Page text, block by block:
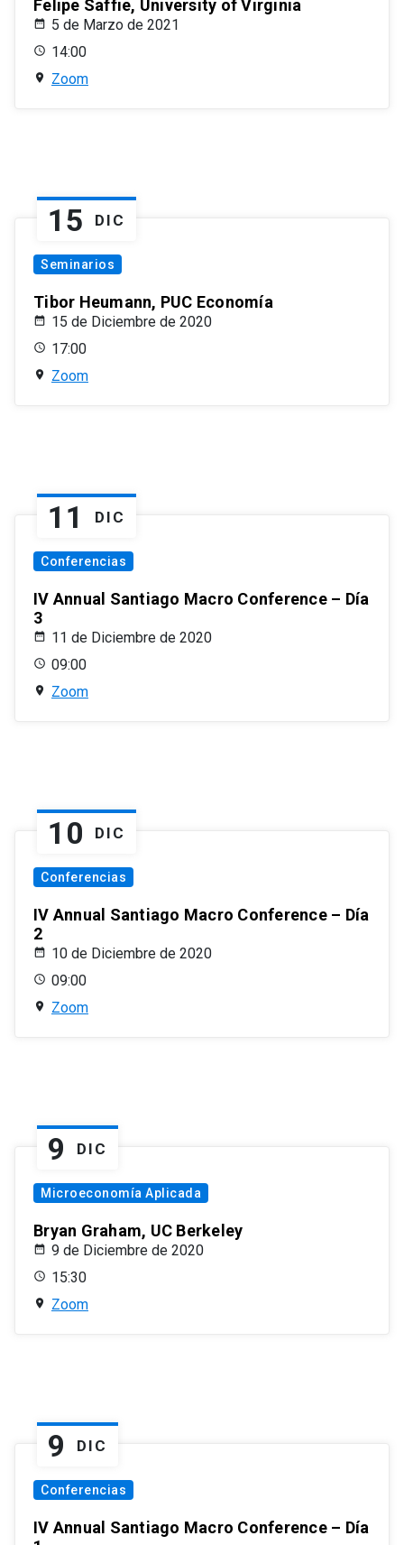
Felipe Saffie, University of Virginia
5 de Marzo de 2021
14:00
Zoom
15 DIC
Seminarios
Tibor Heumann, PUC Economía
15 de Diciembre de 2020
17:00
Zoom
11 DIC
Conferencias
IV Annual Santiago Macro Conference – Día
3
11 de Diciembre de 2020
09:00
Zoom
10 DIC
Conferencias
IV Annual Santiago Macro Conference – Día
2
10 de Diciembre de 2020
09:00
Zoom
9 DIC
Microeconomía Aplicada
Bryan Graham, UC Berkeley
9 de Diciembre de 2020
15:30
Zoom
9 DIC
Conferencias
IV Annual Santiago Macro Conference – Día